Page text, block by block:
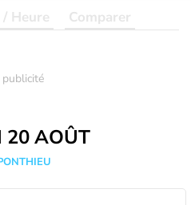
Heure Comparer
20 AOÛT